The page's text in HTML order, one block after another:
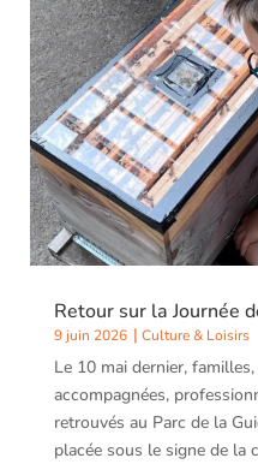
« Vide ton Foyer », une
rassemblé exposants,
accompagnées, familles
vide-greniers ouvert à
marquée par...
Retour sur la Journée
9 juin 2026 Culture & Loisirs
Le 10 mai dernier,
accompagnées,
retrouvés au Parc de la
placée sous le signe de la